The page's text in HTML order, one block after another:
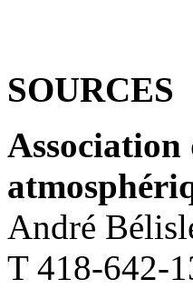
SOURCES
Association
André
T 418-642-